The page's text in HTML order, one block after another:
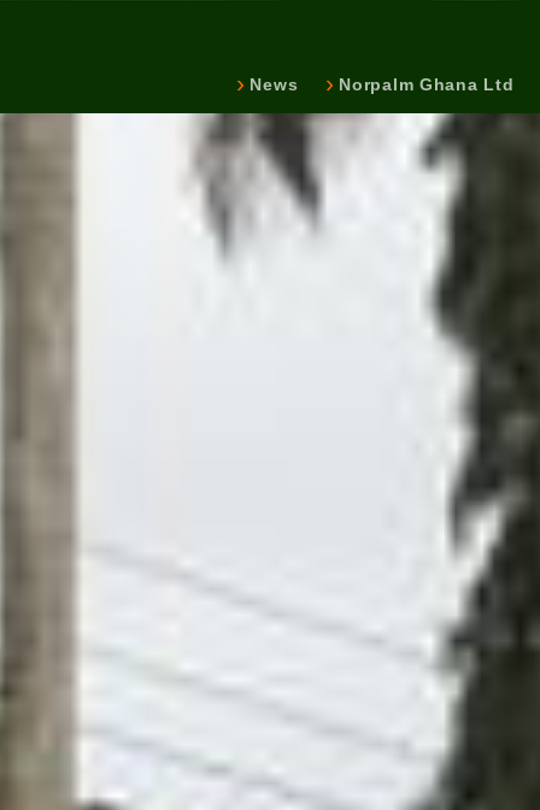
News Norpalm Ghana Ltd